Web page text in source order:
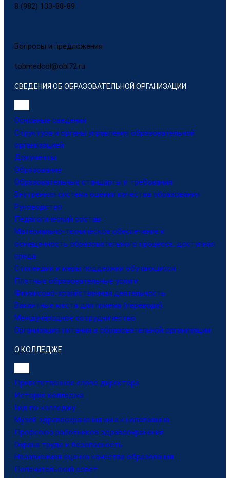
8 (982) 133-88-89
Вопросы и предложения
tobmedcol@obl72.ru
СВЕДЕНИЯ ОБ ОБРАЗОВАТЕЛЬНОЙ ОРГАНИЗАЦИИ
Основные сведения
Структура и органы управления образовательной
организацией
Документы
Образование
Образовательные стандарты и требования
Внутренняя система оценки качества образования
Руководство
Педагогический состав
Материально-техническое обеспечение и
оснащенность образовательного процесса. доступная
среда
Стипендии и меры поддержки обучающихся
Платные образовательные услуги
Финансово-хозяйственная деятельность
Вакантные места для приема (перевода)
Международное сотрудничество
Организация питания в образовательной организации
О КОЛЛЕДЖЕ
Приветственное слово директора
История колледжа
Гид по колледжу
Музей здравоохранения им.а.к.новопашина
Профсоюз работников здравоохранения
Охрана труда и безопасность
Независимая оценка качества образования
Попечительский совет